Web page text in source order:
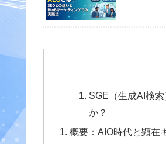
SGE（生成AI検
か？
概要：AIO時代と顕在